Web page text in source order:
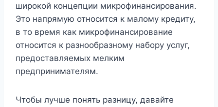
широкой концепции микрофинансирования.
Это напрямую относится к малому кредиту,
в то время как микрофинансирование
относится к разнообразному набору услуг,
предоставляемых мелким
предпринимателям.
Чтобы лучше понять разницу, давайте